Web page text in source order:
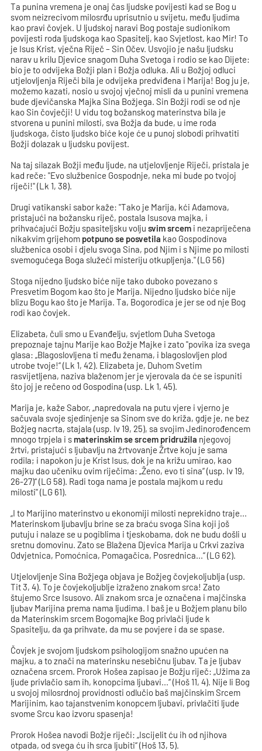
Ta punina vremena je onaj čas ljudske povijesti kad se Bog u
svom neizrecivom milosrđu uprisutnio u svijetu, među ljudima
kao pravi čovjek. U ljudskoj naravi Bog postaje sudionikom
povijesti roda ljudskoga kao Spasitelj, kao Svjetlost, kao Mir! To
je Isus Krist, vječna Riječ – Sin Očev. Usvojio je našu ljudsku
narav u krilu Djevice snagom Duha Svetoga i rodio se kao Dijete:
bio je to odvijeka Božji plan i Božja odluka. Ali u Božjoj odluci
utjelovljenja Riječi bila je odvijeka predviđena i Marija! Bog ju je,
možemo kazati, nosio u svojoj vječnoj misli da u punini vremena
bude djevičanska Majka Sina Božjega. Sin Božji rodi se od nje
kao Sin čovječji! U vidu tog božanskog materinstva bila je
stvorena u punini milosti, sva Božja da bude, u ime roda
ljudskoga, čisto ljudsko biće koje će u punoj slobodi prihvatiti
Božji dolazak u ljudsku povijest.
Na taj silazak Božji među ljude, na utjelovljenje Riječi, pristala je
kad reče: "Evo službenice Gospodnje, neka mi bude po tvojoj
riječi!" (Lk 1, 38).
Drugi vatikanski sabor kaže: "Tako je Marija, kći Adamova,
pristajući na božansku riječ, postala Isusova majka, i
prihvaćajući Božju spasiteljsku voljusvim srcem i nezapriječena
nikakvim grijehom potpuno se posvetila kao Gospodinova
službenica osobi i djelu svoga Sina, pod Njim i s Njime po milosti
svemogućega Boga služeći misteriju otkupljenja." (LG 56)
Stoga nijedno ljudsko biće nije tako duboko povezano s
Presvetim Bogom kao što je Marija. Nijedno ljudsko biće nije
blizu Bogu kao što je Marija. Ta, Bogorodica je jer se od nje Bog
rodi kao čovjek.
Elizabeta, čuli smo u Evanđelju, svjetlom Duha Svetoga
prepoznaje tajnu Marije kao Božje Majke i zato "povika iza svega
glasa: „Blagoslovljena ti među ženama, i blagoslovljen plod
utrobe tvoje!“ (Lk 1, 42). Elizabeta je, Duhom Svetim
rasvijetljena, naziva blaženom jer je vjerovala da će se ispuniti
što joj je rečeno od Gospodina (usp. Lk 1, 45).
Marija je, kaže Sabor, „napredovala na putu vjere i vjerno je
sačuvala svoje sjedinjenje sa Sinom sve do križa, gdje je, ne bez
Božjeg nacrta, stajala (usp. Iv 19, 25), sa svojim Jedinorođencem
mnogo trpjela i s materinskim se srcem pridružila njegovoj
žrtvi, pristajući s ljubavlju na žrtvovanje Žrtve koju je sama
rodila; i napokon ju je Krist Isus, dok je na križu umirao, kao
majku dao učeniku ovim riječima: „Ženo, evo ti sina“ (usp. Iv 19,
26-27)“ (LG 58). Radi toga nama je postala majkom u redu
milosti" (LG 61).
„I to Marijino materinstvo u ekonomiji milosti neprekidno traje...
Materinskom ljubavlju brine se za braću svoga Sina koji još
putuju i nalaze se u pogiblima i tjeskobama, dok ne budu došli u
sretnu domovinu. Zato se Blažena Djevica Marija u Crkvi zaziva
Odvjetnica, Pomoćnica, Pomagačica, Posrednica...“ (LG 62).
Utjelovljenje Sina Božjega objava je Božjeg čovjekoljublja (usp.
Tit 3, 4). To je čovjekoljublje izraženo znakom srca! Zato
štujemo Srce Isusovo. Ali znakom srca je označena i majčinska
ljubav Marijina prema nama ljudima. I baš je u Božjem planu bilo
da Materinskim srcem Bogomajke Bog privlači ljude k
Spasitelju, da ga prihvate, da mu se povjere i da se spase.
Čovjek je svojom ljudskom psihologijom snažno upućen na
majku, a to znači na materinsku nesebičnu ljubav. Ta je ljubav
označena srcem. Prorok Hošea zapisao je Božju riječ: „Užima za
ljude privlačio sam ih, konopcima ljubavi...“ (Hoš 11, 4). Nije li Bog
u svojoj milosrdnoj providnosti odlučio baš majčinskim Srcem
Marijinim, kao tajanstvenim konopcem ljubavi, privlačiti ljude
svome Srcu kao izvoru spasenja!
Prorok Hošea navodi Božje riječi: „Iscijelit ću ih od njihova
otpada, od svega ću ih srca ljubiti“ (Hoš 13, 5).